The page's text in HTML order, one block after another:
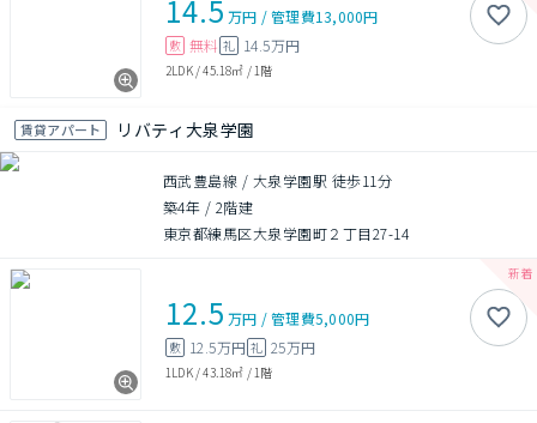
14.5 万円 /管理費13,000円
敷 無料 礼 14.5万円
2LDK/45.18㎡ / 1階
賃貸アパート リバティ大泉学園
西武豊島線 / 大泉学園駅 徒歩11分
築4年 / 2階建
東京都練馬区大泉学園町２丁目27-14
12.5 万円 /管理費5,000円
敷 12.5万円 礼 25万円
1LDK/43.18㎡ / 1階